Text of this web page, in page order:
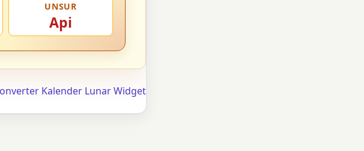
UNSUR
Api
Kalender Lunar Widget